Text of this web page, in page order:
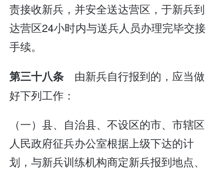
责接收新兵，并安全送达营区，于新兵到
达营区24小时内与送兵人员办理完毕交接
手续。
第三十八条 由新兵自行报到的，应当做
好下列工作：
（一）县、自治县、不设区的市、市辖区
人民政府征兵办公室根据上级下达的计
划，与新兵训练机构商定新兵报到地点、